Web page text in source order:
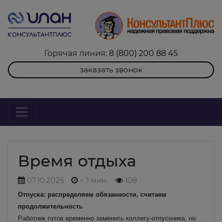
Горячая линия: 8 (800) 200 88 45
заказать звонок
Время отдыха
07.10.2025 < 1 мин. 108
Отпуска: распределяем обязанности, считаем
продолжительность
Работник готов временно заменить коллегу-отпускника, но